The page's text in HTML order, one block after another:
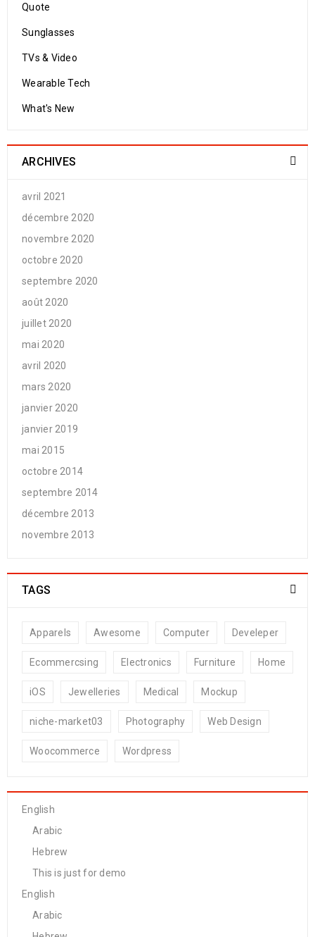
Quote
Sunglasses
TVs & Video
Wearable Tech
What's New
ARCHIVES
avril 2021
décembre 2020
novembre 2020
octobre 2020
septembre 2020
août 2020
juillet 2020
mai 2020
avril 2020
mars 2020
janvier 2020
janvier 2019
mai 2015
octobre 2014
septembre 2014
décembre 2013
novembre 2013
TAGS
Apparels Awesome Computer Develeper
Ecommercsing Electronics Furniture Home
iOS Jewelleries Medical Mockup
niche-market03 Photography Web Design
Woocommerce Wordpress
English
Arabic
Hebrew
This is just for demo
English
Arabic